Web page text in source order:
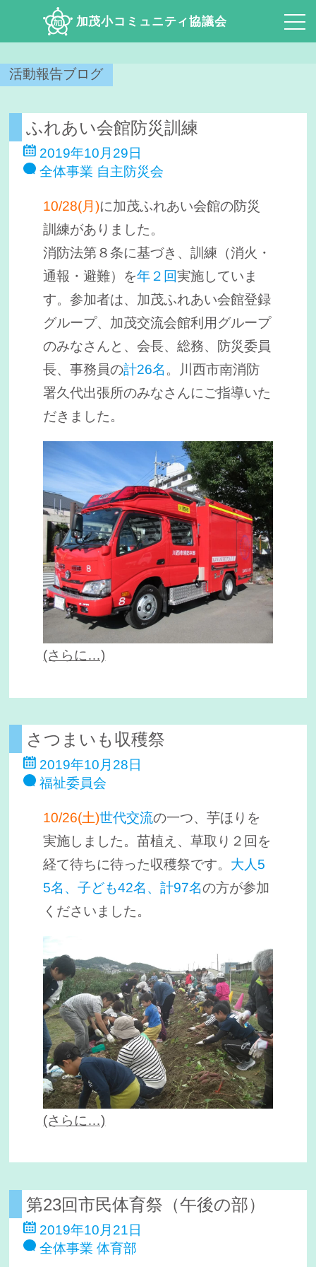
加茂小コミュニティ協議会
活動報告ブログ
ふれあい会館防災訓練
2019年10月29日
全体事業 自主防災会
10/28(月)に加茂ふれあい会館の防災
訓練がありました。
消防法第８条に基づき、訓練（消火・
通報・避難）を年２回実施していま
す。参加者は、加茂ふれあい会館登録
グループ、加茂交流会館利用グループ
のみなさんと、会長、総務、防災委員
長、事務員の計26名 。川西市南消防
署久代出張所のみなさんにご指導いた
だきました。
(さらに…)
さつまいも収穫祭
2019年10月28日
福祉委員会
10/26(土)世代交流の一つ、芋ほりを
実施しました。苗植え、草取り２回を
経て待ちに待った収穫祭です。 大人5
5名、子ども42名、計97名の方が参加
くださいました。
(さらに…)
第23回市民体育祭（午後の部）
2019年10月21日
全体事業 体育部